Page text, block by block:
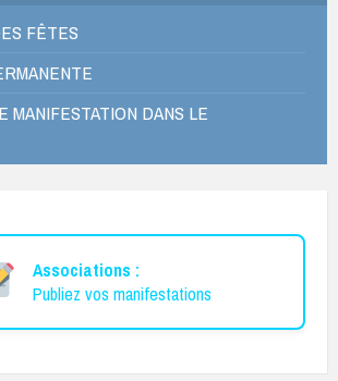
FÊTES
MANIFESTATION DANS LE
Associations :
Publiez vos manifestations